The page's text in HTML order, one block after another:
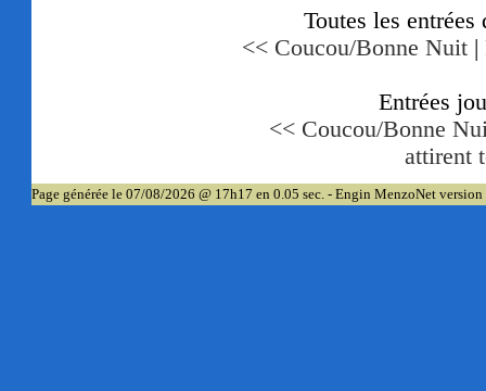
Toutes les
<< Coucou/Bonne Nuit|
Entrées
<< Coucou/Bonne
attirent
Page générée le 07/08/2026 @ 17h17 en 0.05 sec. - Engin MenzoNet